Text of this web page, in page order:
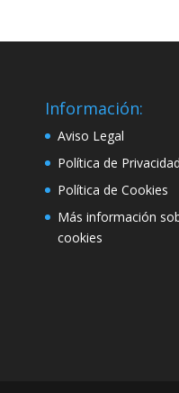
Información:
Aviso Legal
Política de Privacidad
Política de Cookies
Más información
cookies